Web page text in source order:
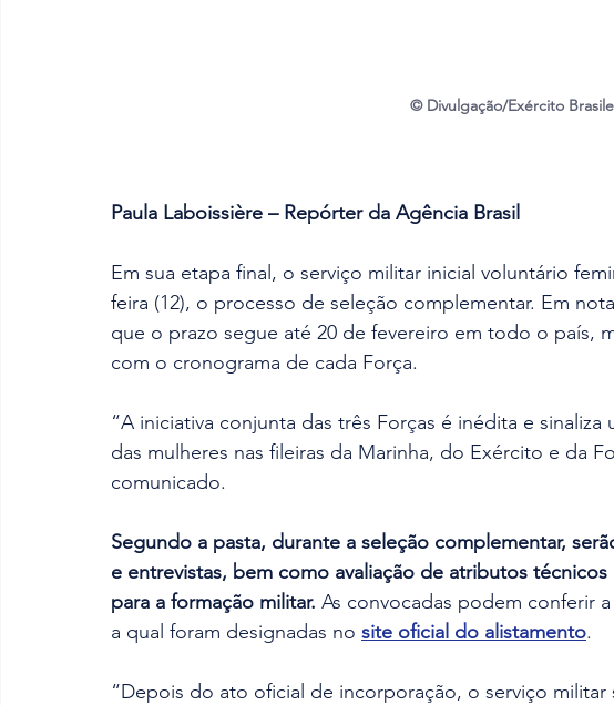
© Divulgação/Exército
Paula Laboissière – Repórter da Agência Brasil
Em sua etapa final, o serviço militar inicial voluntário
feira (12), o processo de seleção complementar. Em
que o prazo segue até 20 de fevereiro em todo o país,
com o cronograma de cada Força.
“A iniciativa conjunta das três Forças é inédita e
das mulheres nas fileiras da Marinha, do Exército e da
comunicado.
Segundo a pasta, durante a seleção complementar,
e entrevistas, bem como avaliação de atributos
para a formação militar. As convocadas podem conferir
a qual foram designadas no site oficial do alistamento.
“Depois do ato oficial de incorporação, o serviço